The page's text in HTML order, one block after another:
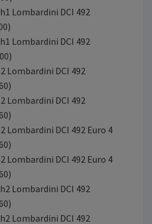
Lombardini DCI 492
Lombardini DCI 492
Lombardini DCI 492
Lombardini DCI 492
Lombardini DCI 492 Euro 4
Lombardini DCI 492 Euro 4
Lombardini DCI 492
Lombardini DCI 492